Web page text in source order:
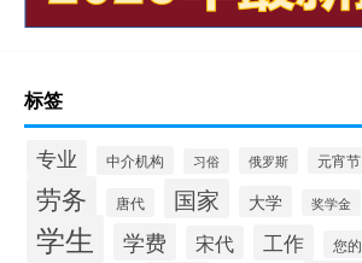
标签
专业 中介机构 习俗 俄罗斯 元宵节
劳务 唐代 国家 大学 奖学金
学生 学费 宋代 工作 您的